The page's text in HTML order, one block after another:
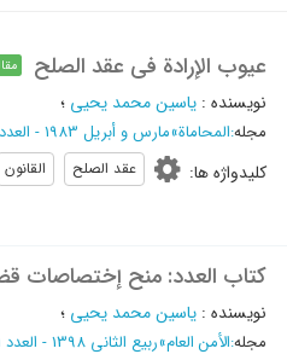
عیوب الإرادة فی عقد الصلح
نویسنده : یاسین محمد یحیی ؛
مجله:المحاماة»مارس و أبریل 1983 - العدد 3 و 4
کلیدواژه ها: عقد الصلح القانون
کتاب العدد: منح إختصاصات
نویسنده : یاسین محمد یحیی ؛
مجله:الأمن العام»ربیع الثانی 1398 - العدد 81